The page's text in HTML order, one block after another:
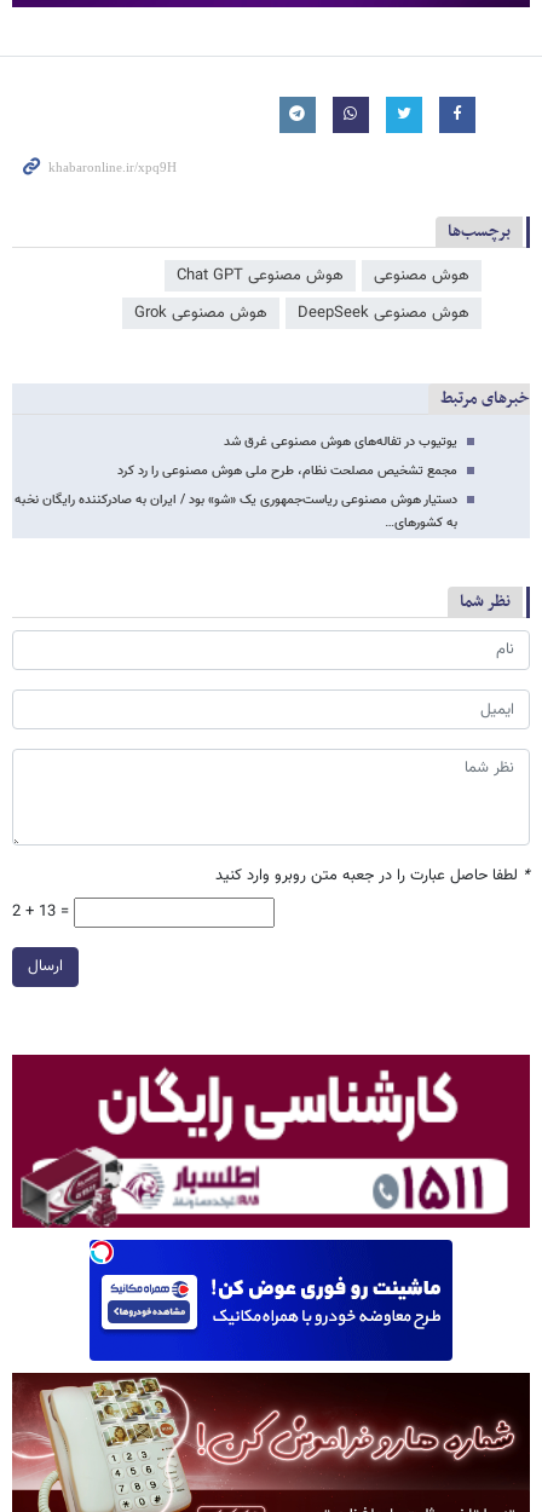
برچسب‌ها
هوش مصنوعی
هوش مصنوعی Chat GPT
هوش مصنوعی DeepSeek
هوش مصنوعی Grok
خبرهای مرتبط
یوتیوب در تفاله‌های هوش مصنوعی غرق شد
مجمع تشخیص مصلحت نظام، طرح ملی هوش مصنوعی را رد کرد
دستیار هوش مصنوعی ریاست‌جمهوری یک «شو» بود / ایران به صادرکننده رایگان نخبه
به کشورهای…
نظر شما
* لطفا حاصل عبارت را در جعبه متن روبرو وارد کنید
2 + 13 =
ارسال